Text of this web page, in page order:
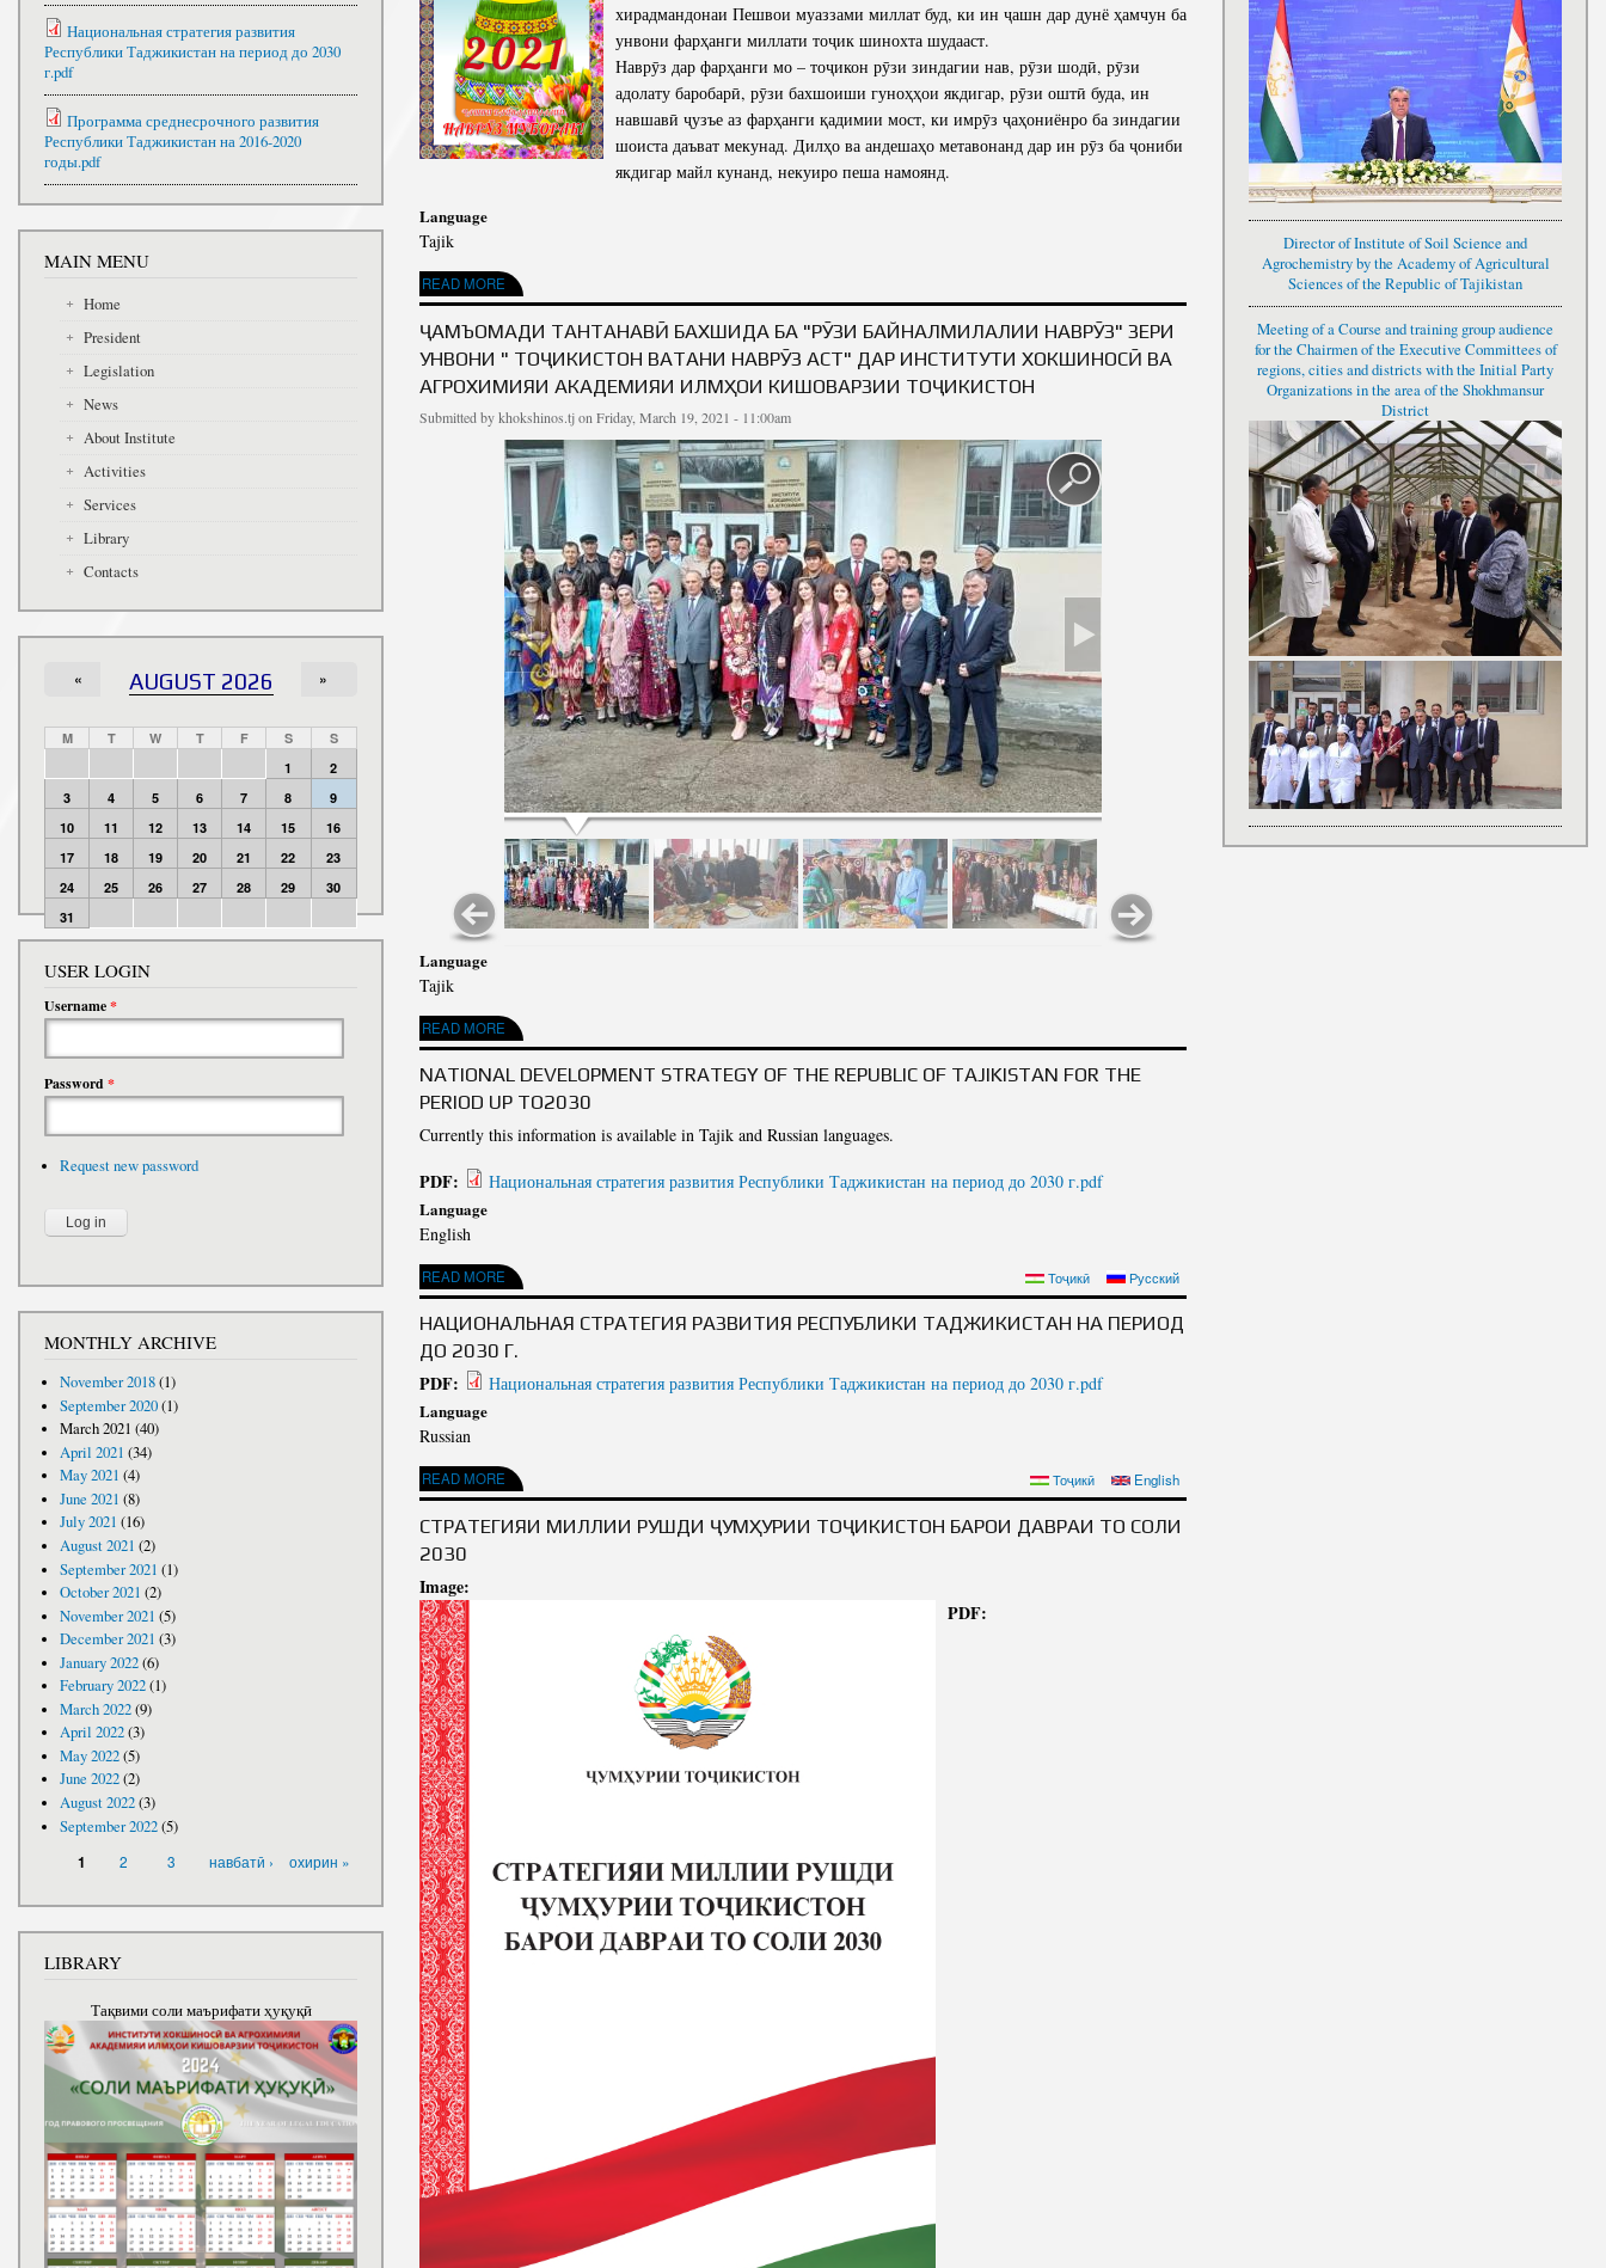
хирадмандонаи Пешвои муаззами миллат буд, ки ин ҷашн дар дунё ҳамчун ба
унвони фарҳанги миллати тоҷик шинохта шудааст.
Наврӯз дар фарҳанги мо – тоҷикон рӯзи зиндагии нав, рӯзи шодӣ, рӯзи
адолату баробарӣ, рӯзи бахшоиши гуноҳҳои якдигар, рӯзи оштӣ буда, ин
навшавӣ ҷузъе аз фарҳанги қадимии мост, ки имрӯз ҷаҳониёнро ба зиндагии
шоиста даъват мекунад. Дилҳо ва андешаҳо метавонанд дар ин рӯз ба ҷониби
якдигар майл кунанд, некуиро пеша намоянд.
Language
Tajik
READ MORE
ABOUT ҶАШНИ БАЙНАЛМИЛАЛИИ НАВРӮЗ МУБОРАК!
ҶАМЪОМАДИ ТАНТАНАВӢ БАХШИДА БА "РӮЗИ БАЙНАЛМИЛАЛИИ НАВРӮЗ" ЗЕРИ
УНВОНИ " ТОҶИКИСТОН ВАТАНИ НАВРӮЗ АСТ" ДАР ИНСТИТУТИ ХОКШИНОСӢ ВА
АГРОХИМИЯИ АКАДЕМИЯИ ИЛМҲОИ КИШОВАРЗИИ ТОҶИКИСТОН
Submitted bykhokshinos.tjon Friday, March 19, 2021 - 11:00am
Language
Tajik
READ MORE
ABOUT ҶАМЪОМАДИ ТАНТАНАВӢ БАХШИДА БА "РӮЗИ БАЙНАЛМИЛАЛИИ НАВРӮЗ" ЗЕРИ УНВОНИ " ТОҶИКИСТОН ВАТАНИ
НАВРӮЗ АСТ" ДАР ИНСТИТУТИ ХОКШИНОСӢ ВА АГРОХИМИЯИ АКАДЕМИЯИ ИЛМҲОИ КИШОВАРЗИИ ТОҶИКИСТОН
NATIONAL DEVELOPMENT STRATEGY OF THE REPUBLIC OF TAJIKISTAN FOR THE
PERIOD UP TO2030
Currently this information is available in Tajik and Russian languages.
PDF:
Национальная стратегия развития Республики Таджикистан на период до 2030 г.pdf
Language
English
READ MORE
ABOUT NATIONAL DEVELOPMENT STRATEGY OF THE REPUBLIC OF TAJIKISTAN FOR THE PERIOD UP TO2030
Тоҷикӣ Русский
НАЦИОНАЛЬНАЯ СТРАТЕГИЯ РАЗВИТИЯ РЕСПУБЛИКИ ТАДЖИКИСТАН НА ПЕРИОД
ДО 2030 Г.
PDF:
Национальная стратегия развития Республики Таджикистан на период до 2030 г.pdf
Language
Russian
READ MORE
ABOUT НАЦИОНАЛЬНАЯ СТРАТЕГИЯ РАЗВИТИЯ РЕСПУБЛИКИ ТАДЖИКИСТАН НА ПЕРИОД ДО 2030 Г.Тоҷикӣ English
СТРАТЕГИЯИ МИЛЛИИ РУШДИ ҶУМҲУРИИ ТОҶИКИСТОН БАРОИ ДАВРАИ ТО СОЛИ
2030
Image:
PDF:
Национальная стратегия развития
Республики Таджикистан на период до 2030
г.pdf
Программа среднесрочного развития
Республики Таджикистан на 2016-2020
годы.pdf
MAIN MENU
Home
President
Legislation
News
About Institute
Activities
Services
Library
Contacts
AUGUST 2026
« »
M T W T F S
S
1
2
3
4 5 6 7 8
9
10
11 12 13 14 15
16
17
18 19 20 21 22
23
24
25 26 27 28 29
30
31
USER LOGIN
Username*
Password*
Request new password
MONTHLY ARCHIVE
November 2018(1)
September 2020(1)
March 2021 (40)
April 2021 (34)
May 2021 (4)
June 2021 (8)
July 2021 (16)
August 2021 (2)
September 2021 (1)
October 2021 (2)
November 2021 (5)
December 2021 (3)
January 2022(6)
February 2022(1)
March 2022(9)
April 2022(3)
May 2022(5)
June 2022(2)
August 2022(3)
September 2022(5)
1 2 3 навбатӣ › охирин »
LIBRARY
Тақвими соли маърифати ҳуқуқӣ
Director of Institute of Soil Science and
Agrochemistry by the Academy of Agricultural
Sciences of the Republic of Tajikistan
Meeting of a Course and training group audience
for the Chairmen of the Executive Committees of
regions, cities and districts with the Initial Party
Organizations in the area of the Shokhmansur
District